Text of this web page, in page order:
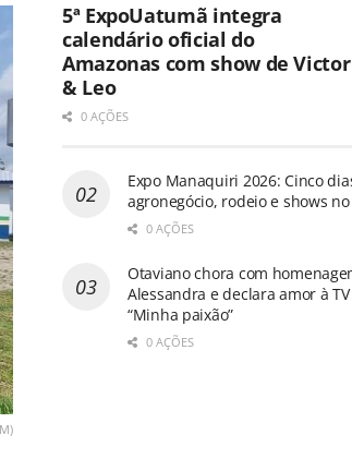
5ª ExpoUatumã integra
calendário oficial do
Amazonas com show de Victor
& Leo
0 AÇÕES
Expo Manaquiri 2026: Cinco
agronegócio, rodeio e shows
0 AÇÕES
Otaviano chora com
Alessandra e declara amor à
“Minha paixão”
0 AÇÕES